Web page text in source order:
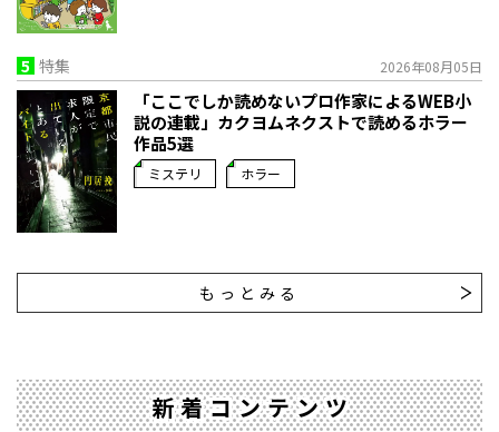
5 特集 2026年08月05日
「ここでしか読めないプロ作家によるWEB小
説の連載」――カクヨムネクストで読めるホラー
作品5選
ミステリ ホラー
もっとみる
新着コンテンツ